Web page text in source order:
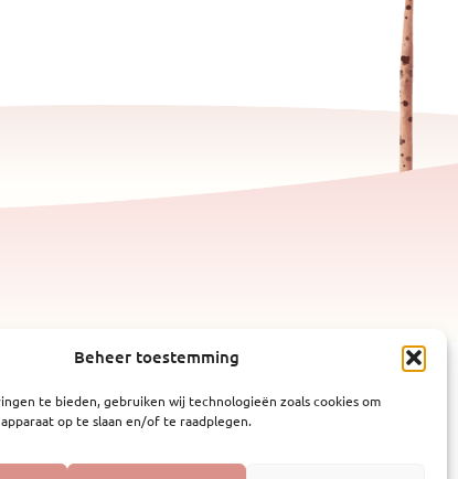
Beheer toestemming
te bieden, gebruiken wij technologieën zoals cookies om
op te slaan en/of te raadplegen.